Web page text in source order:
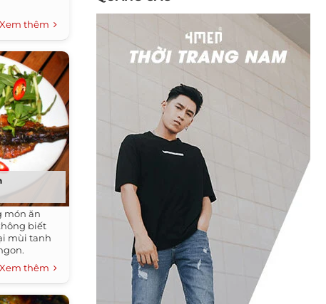
Xem thêm
món ăn
biết
mùi tanh
Xem thêm